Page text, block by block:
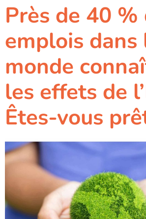
Près de 40 %
emplois dans
monde
les effets de
Êtes-vous